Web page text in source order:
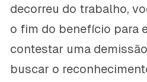
decorreu do trabalho,
o fim do benefício para
contestar uma
buscar o